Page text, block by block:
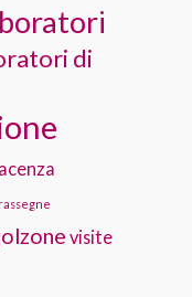
di
rassegne
visite